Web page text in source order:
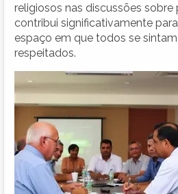
religiosos nas discussões sobre
contribui significativamente
espaço em que todos se
respeitados.